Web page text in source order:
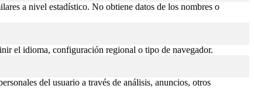
a nivel estadístico. No obtiene datos de los nombres o
el idioma, configuración regional o tipo de navegador.
del usuario a través de análisis, anuncios, otros